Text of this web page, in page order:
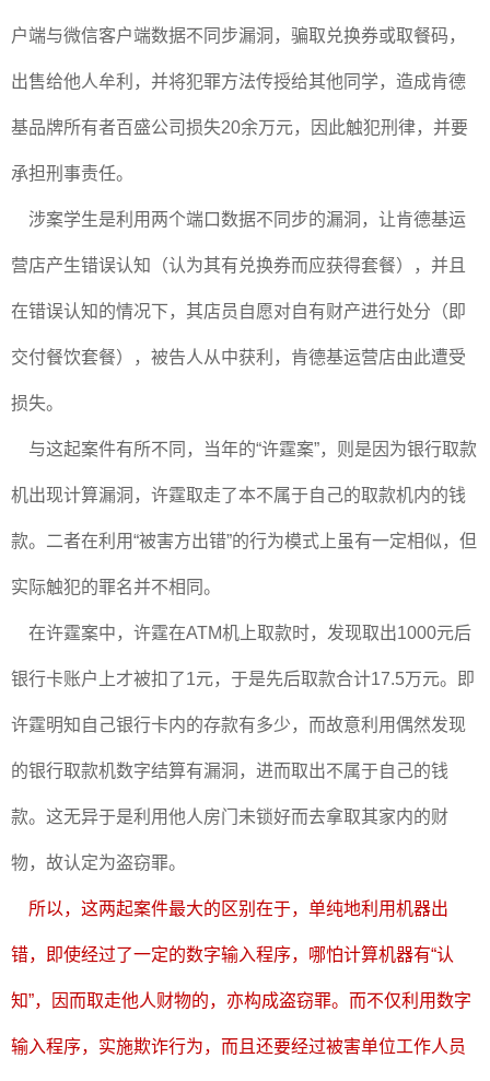
户端与微信客户端数据不同步漏洞，骗取兑换券或取餐码，
出售给他人牟利，并将犯罪方法传授给其他同学，造成肯德
基品牌所有者百盛公司损失20余万元，因此触犯刑律，并要
承担刑事责任。
涉案学生是利用两个端口数据不同步的漏洞，让肯德基运
营店产生错误认知（认为其有兑换券而应获得套餐），并且
在错误认知的情况下，其店员自愿对自有财产进行处分（即
交付餐饮套餐），被告人从中获利，肯德基运营店由此遭受
损失。
与这起案件有所不同，当年的“许霆案”，则是因为银行取款
机出现计算漏洞，许霆取走了本不属于自己的取款机内的钱
款。二者在利用“被害方出错”的行为模式上虽有一定相似，但
实际触犯的罪名并不相同。
在许霆案中，许霆在ATM机上取款时，发现取出1000元后
银行卡账户上才被扣了1元，于是先后取款合计17.5万元。即
许霆明知自己银行卡内的存款有多少，而故意利用偶然发现
的银行取款机数字结算有漏洞，进而取出不属于自己的钱
款。这无异于是利用他人房门未锁好而去拿取其家内的财
物，故认定为盗窃罪。
所以，这两起案件最大的区别在于，单纯地利用机器出
错，即使经过了一定的数字输入程序，哪怕计算机器有“认
知”，因而取走他人财物的，亦构成盗窃罪。而不仅利用数字
输入程序，实施欺诈行为，而且还要经过被害单位工作人员